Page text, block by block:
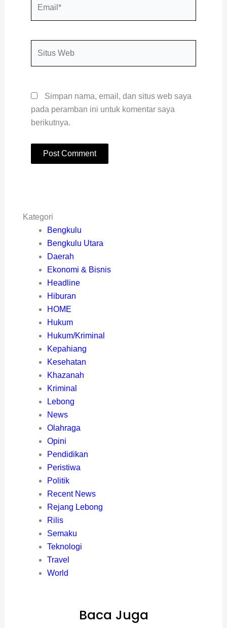
Simpan nama, email, dan situs web saya
pada peramban ini untuk komentar saya
berikutnya.
Kategori
Bengkulu
Bengkulu Utara
Daerah
Ekonomi & Bisnis
Headline
Hiburan
HOME
Hukum
Hukum/Kriminal
Kepahiang
Kesehatan
Khazanah
Kriminal
Lebong
News
Olahraga
Opini
Pendidikan
Peristiwa
Politik
Recent News
Rejang Lebong
Rilis
Semaku
Teknologi
Travel
World
Baca Juga